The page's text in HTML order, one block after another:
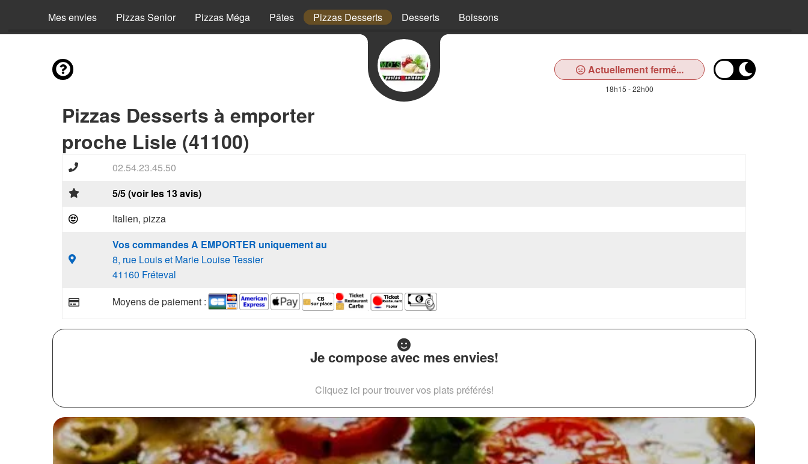
Mes envies Pizzas Senior Pizzas Méga Pâtes Pizzas Desserts Desserts Boissons
Actuellement fermé...
18h15 - 22h00
Pizzas Desserts à emporter
proche Lisle (41100)
02.54.23.45.50
5/5 (voir les 13 avis)
Italien, pizza
Vos commandes A EMPORTER uniquement au
8, rue Louis et Marie Louise Tessier
41160 Fréteval
Moyens de paiement :
Je compose avec mes envies!
Cliquez ici pour trouver vos plats préférés!